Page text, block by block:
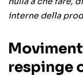
interne della
respinge